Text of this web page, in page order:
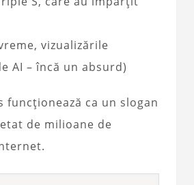
vizualizările
AI – încă un absurd)
funcționează ca un slogan
de milioane de